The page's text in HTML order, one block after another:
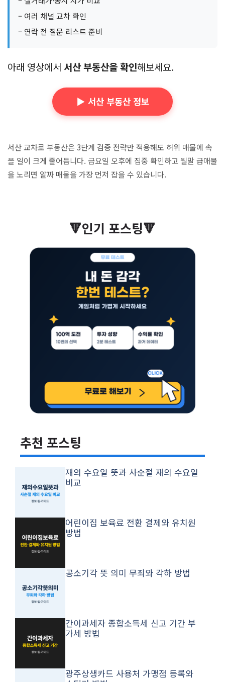
– 여러 채널 교차 확인
– 연락 전 질문 리스트 준비
아래 영상에서 서산 부동산을 확인해보세요.
▶️ 서산 부동산 정보
서산 교차로 부동산은 3단계 검증 전략만 적용해도 허위 매물에 속
을 일이 크게 줄어듭니다. 금요일 오후에 집중 확인하고 월말 급매물
을 노리면 알짜 매물을 가장 먼저 잡을 수 있습니다.
🔻인기 포스팅🔻
추천 포스팅
재의 수요일 뜻과 사순절 재의 수요일
비교
어린이집 보육료 전환 결제와 유치원
방법
공소기각 뜻 의미 무죄와 각하 방법
간이과세자 종합소득세 신고 기간 부
가세 방법
광주상생카드 사용처 가맹점 등록와